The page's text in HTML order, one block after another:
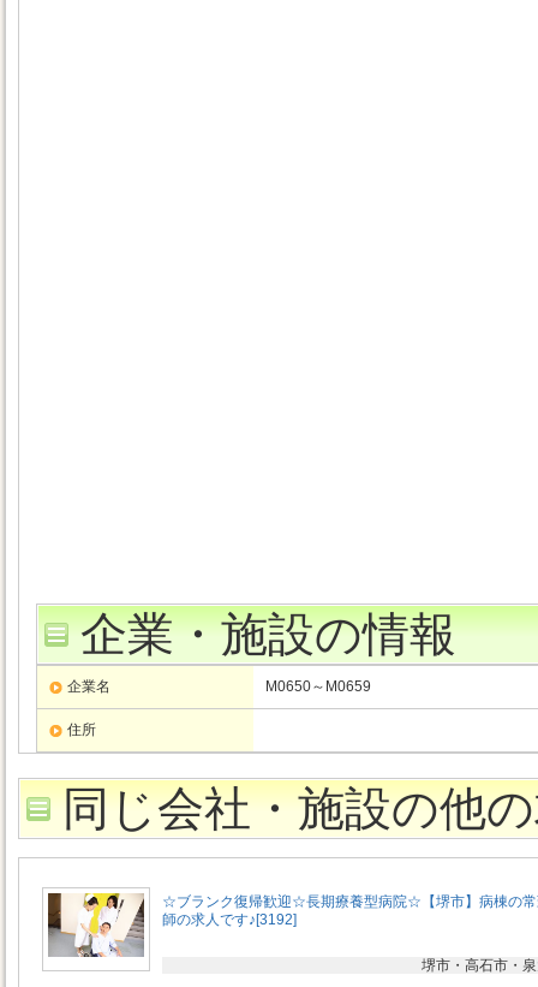
企業・施設の情報
企業名 M0650～M0659
住所
同じ会社・施設の他
☆ブランク復帰歓迎☆長期療養型病院☆【堺市】病棟の
師の求人です♪[3192]
堺市・高石市・